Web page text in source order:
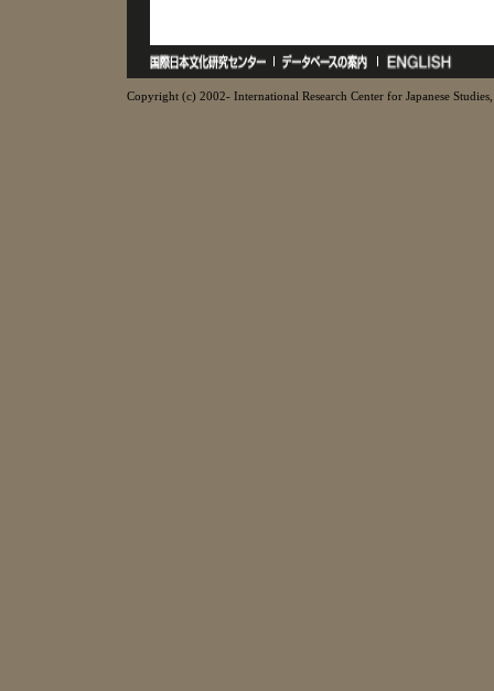
Copyright (c) 2002- International Research Center for Japanese